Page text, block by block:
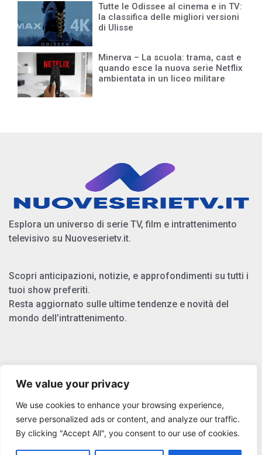
We value your privacy
We use cookies to enhance your browsing experience,
serve personalized ads or content, and analyze our traffic.
By clicking "Accept All", you consent to our use of cookies.
Tutte le Odissee al cinema e in TV:
la classifica delle migliori versioni
di Ulisse
Minerva – La scuola: trama, cast e
quando esce la nuova serie Netflix
ambientata in un liceo militare
Esplora un universo di serie TV, film e intrattenimento
televisivo su Nuoveserietv.it.
Scopri anticipazioni, notizie, e approfondimenti su tutti i
tuoi show preferiti.
Resta aggiornato sulle ultime tendenze e novità del
mondo dell’intrattenimento.
Privacy Policy
Cookie Policy
Copyright © 2025 Nuoveserietv.it